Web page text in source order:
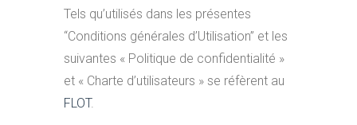
Tels qu’utilisés dans les présentes
“Conditions générales d’Utilisation” et les
suivantes « Politique de confidentialité »
et « Charte d’utilisateurs » se réfèrent au
FLOT.